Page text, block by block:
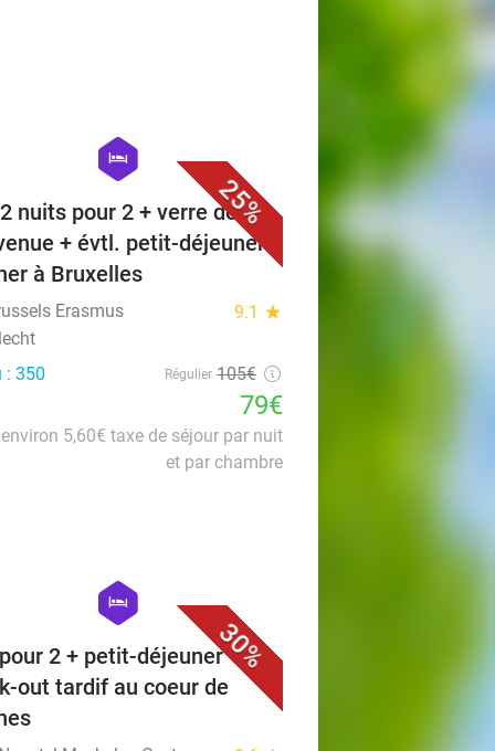
25%
hexagon
hotel
nuits pour 2 + verre de
+ évtl. petit-déjeuner
à Bruxelles
Erasmus 9.1 star
: 350
Régulier 105€
79€
5,60€ taxe de séjour par nuit
et par chambre
30%
hexagon
hotel
2 + petit-déjeuner +
out tardif au coeur de